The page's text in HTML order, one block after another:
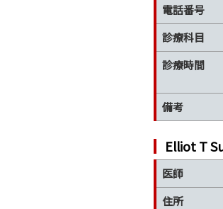
電話番号
診療科目
診療時間
備考
Elliot T
医師
住所